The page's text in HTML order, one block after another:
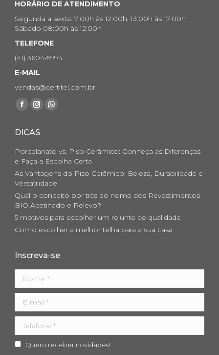
HORÁRIO DE ATENDIMENTO
Segunda a sexta: 7:00h às 12:00h, 13:00h às 17:00h
Sábado 08:00h às 12:00h
TELEFONE
(41) 3604-5994
E-MAIL
vendas@certitel.com.br
Encontre-nos em:
Facebook
opens
new
window
Instagram
opens
in
new
window
Whatsapp
new
window
DICAS
Porcelanato vs. Piso Cerâmico: Conheça as Diferenças
e Faça a Escolha Certa
As Vantagens do Piso Cerâmico: Beleza, Durabilidade e
Versatilidade
Qual o conceito por trás do nome dos Revestimentos
BIO Acetinado e Relevo?
5 motivos para escolher um rejunte de qualidade
Como escolher a melhor telha para a sua casa
Inscreva-se
Telefone *
Quero receber novidades!